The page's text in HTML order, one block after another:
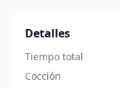
Detalles
Tiempo total
Cocción